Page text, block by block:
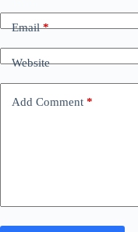
Email*
Website
Add Comment *